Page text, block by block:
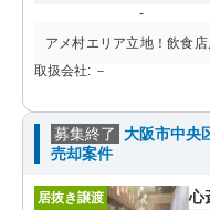
-
アメ村エリア立地！飲食
取扱会社: －
募集終了
大阪市中央
売却案件
居抜き譲渡 心